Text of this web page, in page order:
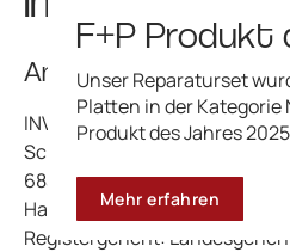
F+P Produkt
Unser Reparaturset
Platten in der
Produkt des Jahres
Mehr erfahren
Angaben gemäß § 5
INVICON Chemical Solutions
Schweizer Strasse 96
6830 Rankweil
Handelsregister: FN 244798 y
Registergericht: